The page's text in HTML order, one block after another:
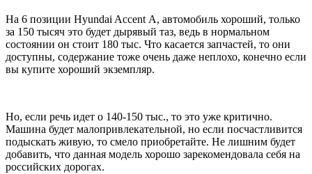
На 6 позиции Hyundai Accent А, автомобиль хороший, только
за 150 тысяч это будет дырявый таз, ведь в нормальном
состоянии он стоит 180 тыс. Что касается запчастей, то они
доступны, содержание тоже очень даже неплохо, конечно если
вы купите хороший экземпляр.
Но, если речь идет о 140-150 тыс., то это уже критично.
Машина будет малопривлекательной, но если посчастливится
подыскать живую, то смело приобретайте. Не лишним будет
добавить, что данная модель хорошо зарекомендовала себя на
российских дорогах.